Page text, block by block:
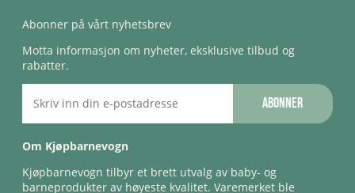
Abonner på vårt nyhetsbrev
Motta informasjon om nyheter, eksklusive tilbud og
rabatter.
Abonner
Om Kjøpbarnevogn
Kjøpbarnevogn tilbyr et brett utvalg av baby- og
barneprodukter av høyeste kvalitet. Varemerket ble